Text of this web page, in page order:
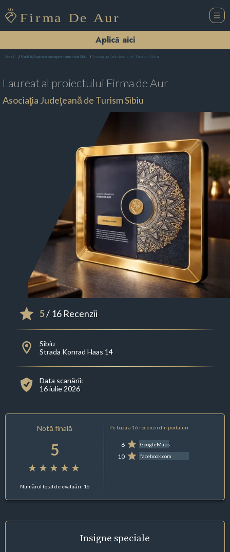
Aplică aici
Acasă Fundatii,Organizatii nonguvernamentale Sibiu Asociaţia Judeţeană de Turism Sibiu
Laureat al proiectului Firma de Aur
Asociaţia Judeţeană de Turism Sibiu
5/ 16 Recenzii
Sibiu
Strada Konrad Haas 14
Data scanării:
16 iulie 2026
Notă finală
5
Numărul total de evaluări: 16
Pe baza a 16 recenzii din portaluri:
6 GoogleMaps
10 facebook.com
Insigne speciale